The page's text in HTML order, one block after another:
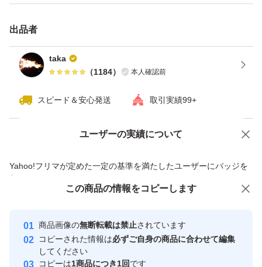
主要特性
て上いも1個重が軽く、上いも収量は劣るが、蒸しいもの
萌芽性は"中"、貯蔵性は"やや易"であり、アントシアニン
色価は「パープルスイートロード」を上回る。
る。
サツマイモネコブセンチュウ抵抗性は"中"、ミナミネグサ
出品者
taka
（1184） 本人確認前
スピード＆安心発送 取引実績99+
ユーザーの実績について
Yahoo!フリマが定めた一定の基準を満たしたユーザーにバッジを
付与しています
安心取引出品者
心・安全なユーザーです
取引実績
価格の相談 商品への質問
この商品の情報をコピーします
商品画像の無断転載は禁止されています
コピーされた情報は必ずご自身の商品に合わせて編集
してください
コピーは1商品につき1回です
この商品をみている人にオススメ